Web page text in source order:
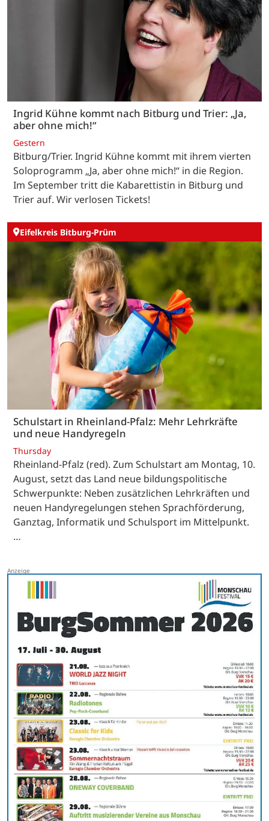
Ingrid Kühne kommt nach Bitburg und Trier: „Ja,
aber ohne mich!“
Gestern
Bitburg/Trier. Ingrid Kühne kommt mit ihrem vierten
Soloprogramm „Ja, aber ohne mich!“ in die Region.
Im September tritt die Kabarettistin in Bitburg und
Trier auf. Wir verlosen Tickets!
Eifelkreis Bitburg-Prüm
Schulstart in Rheinland-Pfalz: Mehr Lehrkräfte
und neue Handyregeln
Thursday
Rheinland-Pfalz (red). Zum Schulstart am Montag, 10.
August, setzt das Land neue bildungspolitische
Schwerpunkte: Neben zusätzlichen Lehrkräften und
neuen Handyregelungen stehen Sprachförderung,
Ganztag, Informatik und Schulsport im Mittelpunkt.
…